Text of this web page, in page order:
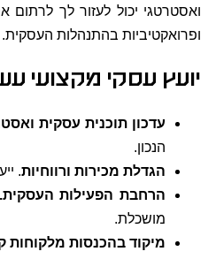
ואסטרטגי יכול לעזור לך
ופרואקטיביות בהתנהלות העסקית.
יועץ עסקי מקצועי
עדכון תוכנית עסקית
הנכון.
הגדלת מכירות ורווחיות.
הרחבת הפעילות העסקית.
מושכלת.
מיקוד בהכנסות מלקוחות